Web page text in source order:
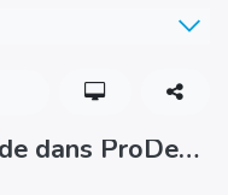
Utilisation de BatiTrade dans ProDevis 8